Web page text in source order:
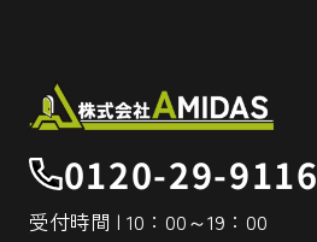
0120-29-9116
受付時間 | 10：00～19：00